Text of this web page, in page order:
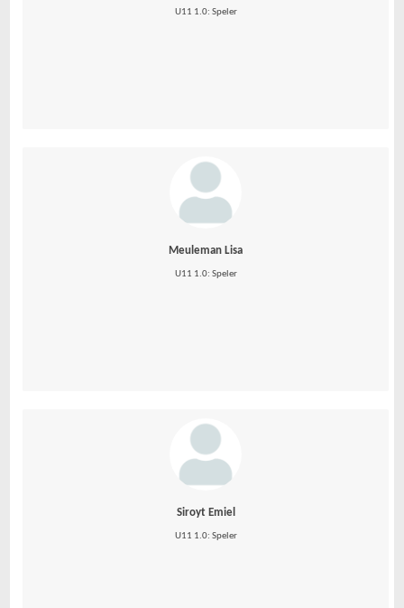
U11 1.0: Speler
Meuleman Lisa
U11 1.0: Speler
Siroyt Emiel
U11 1.0: Speler